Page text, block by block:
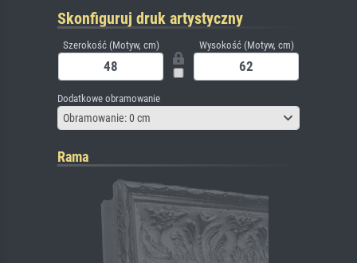
Skonfiguruj druk artystyczny
Szerokość (Motyw, cm) Wysokość (Motyw, cm)
Dodatkowe obramowanie
Obramowanie: 0 cm
Rama